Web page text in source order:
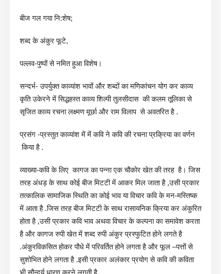
बीज गल गया नि:शेष;
शब्द के अंकुर फूटे,
पल्लव-पुष्पों से नमित हुआ विशेष।
सन्दर्भ- उपर्युक्त काव्यांश भावों और शब्दों का मणिकांचन योग कर काव्य
कृति उकेरने में सिद्धहस्त काव्य शिल्पी तुलसीदास की कलम तूलिका से
सृजित काव्य रचना लक्ष्मण मूर्छा और राम विलाप से अवतरित है .
प्रसंग -प्रस्तुत काव्यांश में में कवि ने कवि की रचना प्रक्रिया का वर्णन
किया है .
व्याख्या-कवि के लिए कागज का पन्ना एक चौकोर खेत की तरह है। जिस
तरह अंधड़ के साथ कोई बीज मिटटी में आकर मिल जाता है ,उसी प्रकार
तत्कालिक सामाजिक स्थिति का कोई भाव या विचार कवि के मन-मस्तिष्क
में आता है .जिस तरह बीज मिटटी के साथ रासायनिक क्रिया कर अंकुरित
होता है ,उसी प्रकार कवि भाव अथवा विचार के कल्पना का समावेश करता
है और कागज रुपी खेत में शब्द रुपी अंकुर प्रस्फुटित होने लगते है
.अंकुरविकसित होकर पौधे में परिवर्तित होने लगता है और फूल –पत्तों से
सुशोभित होने लगता है .इसी प्रकार अलंकार प्रयोग से कवि की कविता
भी सौन्दर्य धारण करने लगती है .